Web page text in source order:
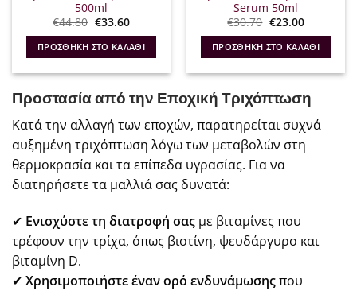
500ml
€44.80 Original
was:
€44.80.
€33.60Η
τιμή
είναι:
€33.60.
ΠΡΟΣΘΉΚΗ ΣΤΟ ΚΑΛΆΘΙ
Serum 50ml
€30.70 Original
was:
€30.70.
€23.00Η
τιμή
είναι:
€23.00.
ΠΡΟΣΘΉΚΗ ΣΤΟ ΚΑΛΆΘΙ
Προστασία από την Εποχική Τριχόπτωση
Κατά την αλλαγή των εποχών, παρατηρείται συχνά
αυξημένη τριχόπτωση λόγω των μεταβολών στη
θερμοκρασία και τα επίπεδα υγρασίας. Για να
διατηρήσετε τα μαλλιά σας δυνατά:
✔ Ενισχύστε τη διατροφή σας με βιταμίνες που
τρέφουν την τρίχα, όπως βιοτίνη, ψευδάργυρο και
βιταμίνη D.
✔ Χρησιμοποιήστε έναν ορό ενδυνάμωσηςπου